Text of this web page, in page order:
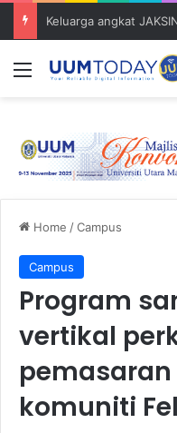
Menu
Home /Campus
Campus
Program
vertikal
komuniti